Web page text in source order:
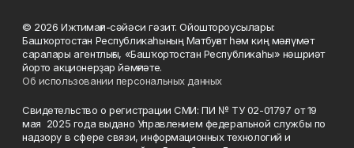
© 2026 Ижтимағи-сәйәси гәзит. Ойоштороусылары:
Башҡортостан Республикаһының Матбуғат һәм киң мәғлүмәт
саралары агентлығы, «Башҡортостан Республикаһы» нәшриәт
йорто акционерҙар йәмғиәте.
Об использовании персональных данных
Свидетельство о регистрации СМИ: ПИ № ТУ 02-01797 от 19
мая 2025 года выдано Управлением федеральной службы по
надзору в сфере связи, информационных технологий и